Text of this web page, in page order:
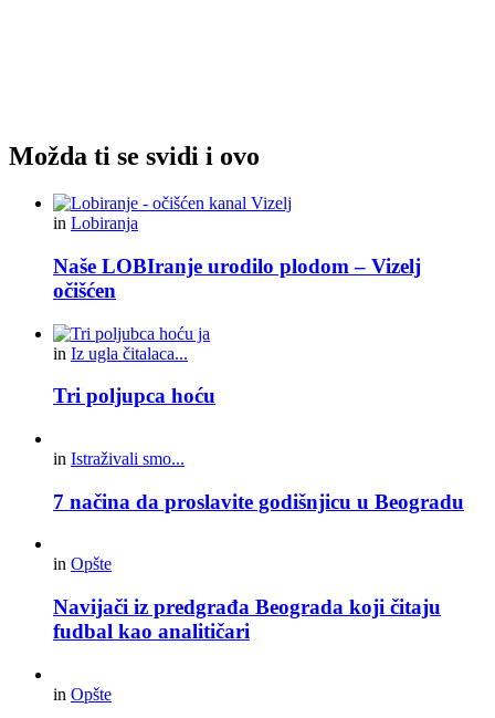
Možda ti se svidi i ovo
in Lobiranja
Naše LOBIranje urodilo plodom – Vizelj
očišćen
in Iz ugla čitalaca...
Tri poljupca hoću
in Istraživali smo...
7 načina da proslavite godišnjicu u Beogradu
in Opšte
Navijači iz predgrađa Beograda koji čitaju
fudbal kao analitičari
in Opšte